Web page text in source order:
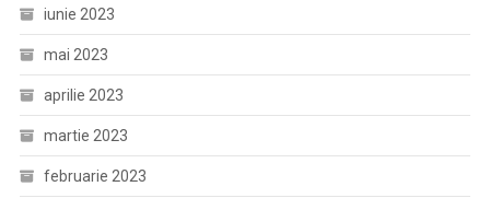
iunie 2023
mai 2023
aprilie 2023
martie 2023
februarie 2023